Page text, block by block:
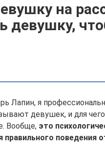
на
девушку,
Лапин, я
девушек, и для
Вообще, это
поведения